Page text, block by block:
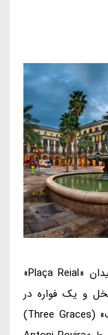
اگر به سمت اقیانوس بروید، احتمالا به میدان «Plaça Reial»
و یک فواره در
وسط خود است که به آن «سه الهه رحمت» (Three Graces)